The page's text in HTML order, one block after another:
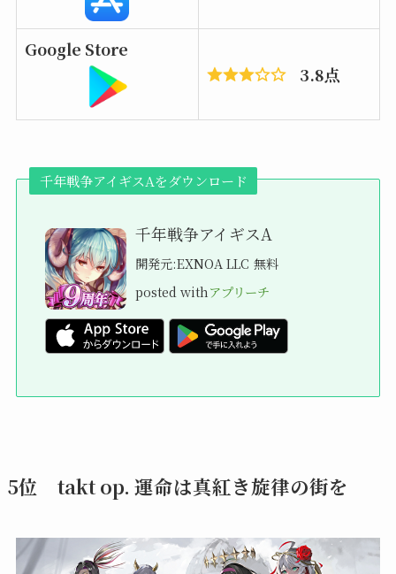
Google Store
3.8点
千年戦争アイギスAをダウンロード
千年戦争アイギスA
開発元:EXNOA LLC 無料
posted withアプリーチ
5位 takt op. 運命は真紅き旋律の街を